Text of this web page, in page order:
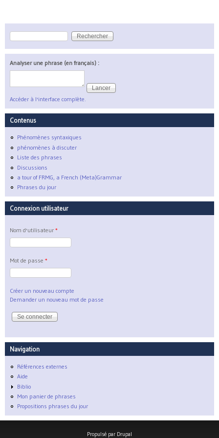
Formulaire de recherche
Rechercher
Analyser une phrase (en français) :
Accéder à l'interface complète.
Contenus
Phénomènes syntaxiques
phénomènes à discuter
Liste des phrases
Discussions
a tour of FRMG, a French (Meta)Grammar
Phrases du jour
Connexion utilisateur
Nom d'utilisateur *
Mot de passe *
Créer un nouveau compte
Demander un nouveau mot de passe
Navigation
Références externes
Aide
Biblio
Mon panier de phrases
Propositions phrases du jour
Propulsé par Drupal